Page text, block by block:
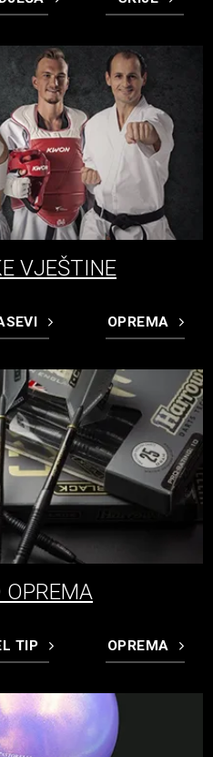
VJEŠTINE
OPREMA
OPREMA
TIP OPREMA